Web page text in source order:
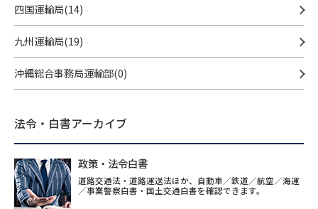
四国運輸局(14)
九州運輸局(19)
沖縄総合事務局運輸部(0)
法令・白書アーカイブ
政策・法令白書
道路交通法・道路運送法ほか、自動車／鉄道／航空／海運
／事業警察白書・国土交通白書を確認できます。